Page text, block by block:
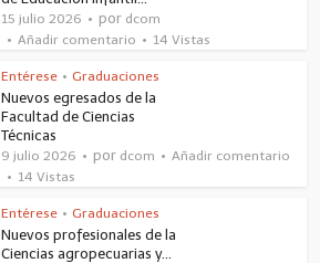
15 julio 2026 por dcom
Añadir comentario
14 Vistas
Entérese • Graduaciones
Nuevos egresados de la
Facultad de Ciencias
Técnicas
9 julio 2026 por dcom
Añadir comentario
14 Vistas
Entérese • Graduaciones
Nuevos profesionales de la
Ciencias agropecuarias y...